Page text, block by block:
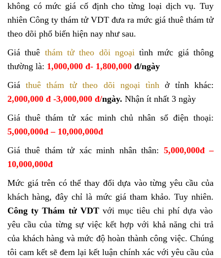
không có mức giá cố định cho từng loại dịch vụ. Tuy
nhiên Công ty thám tử VDT đưa ra mức giá thuê thám tử
theo dõi phổ biến hiện nay như sau.
Giá thuê thám tử theo dõi ngoạitình mức giá thông
thường là: 1,000,000 đ- 1,800,000 đ/ngày
Giáthuê thám tử theo dõi ngoại tìnhở tỉnh khác:
2,000,000 đ -3,000,000 đ/ngày. Nhận ít nhất 3 ngày
Giá thuê thám tử xác minh chủ nhân số điện thoại:
5,000,000đ – 10,000,000đ
Giá thuê thám tử xác minh nhân thân: 5,000,000đ –
10,000,000đ
Mức giá trên có thể thay đổi dựa vào từng yêu cầu của
khách hàng, đây chỉ là mức giá tham khảo. Tuy nhiên.
Công ty Thám tử VDTvới mục tiêu chi phí dựa vào
yêu cầu của từng sự việc kết hợp với khả năng chi trả
của khách hàng và mức độ hoàn thành công việc. Chúng
tôi cam kết sẽ đem lại kết luận chính xác với yêu cầu của